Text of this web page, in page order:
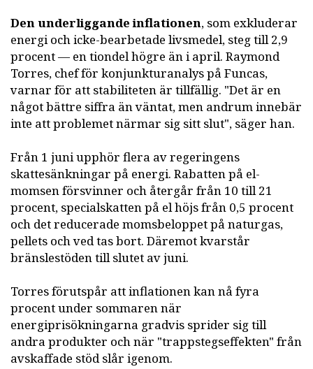
Den underliggande inflationen, som exkluderar
energi och icke-bearbetade livsmedel, steg till 2,9
procent — en tiondel högre än i april. Raymond
Torres, chef för konjunkturanalys på Funcas,
varnar för att stabiliteten är tillfällig. "Det är en
något bättre siffra än väntat, men andrum innebär
inte att problemet närmar sig sitt slut", säger han.
Från 1 juni upphör flera av regeringens
skattesänkningar på energi. Rabatten på el-
momsen försvinner och återgår från 10 till 21
procent, specialskatten på el höjs från 0,5 procent
och det reducerade momsbeloppet på naturgas,
pellets och ved tas bort. Däremot kvarstår
bränslestöden till slutet av juni.
Torres förutspår att inflationen kan nå fyra
procent under sommaren när
energiprisökningarna gradvis sprider sig till
andra produkter och när "trappstegseffekten" från
avskaffade stöd slår igenom.